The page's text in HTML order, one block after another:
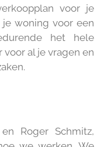
voor je
woning voor een
het hele
voor al je vragen en
Roger Schmitz,